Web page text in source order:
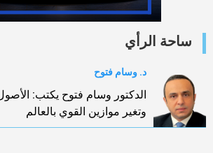
ساحة الرأي
د. وسام فتوح
الدكتور وسام فتوح يكتب:
وتغير موازين القوي بالعالم